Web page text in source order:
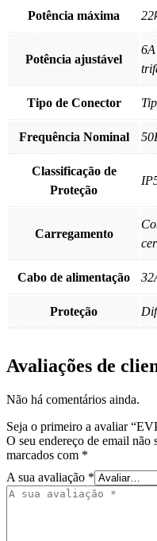
Potência máxima
Potência ajustável
Tipo de Conector
Frequência Nominal
Classificação de
Proteção
Carregamento
Cabo de alimentação
Proteção
Avaliações de
Não há comentários ainda.
Seja o primeiro a avaliar
O seu endereço de email não
marcados com *
A sua avaliação *